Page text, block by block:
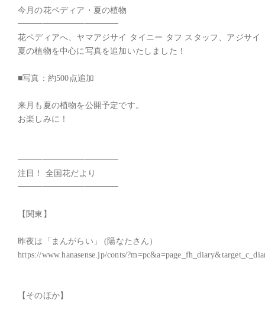
今月の花ペディア・夏の植物
━━━━━━━━━━━━
花ペディアへ、ヤマアジサイ タイニー タフ スタッフ、アジサイ
夏の植物を中心に写真を追加いたしました！
■写真：約500点追加
来月も夏の植物を公開予定です。
お楽しみに！
━━━━━━━━━━━━
注目！ 全国花だより
━━━━━━━━━━━━
【関東】
昨夜は「まんがらい」 (陽なたさん）
https://www.hanasense.jp/conts/
【そのほか】